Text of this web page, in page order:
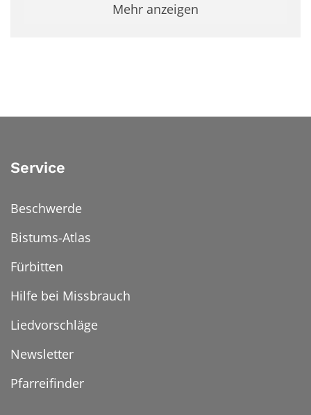
Mehr anzeigen
Service
Beschwerde
Bistums-Atlas
Fürbitten
Hilfe bei Missbrauch
Liedvorschläge
Newsletter
Pfarreifinder